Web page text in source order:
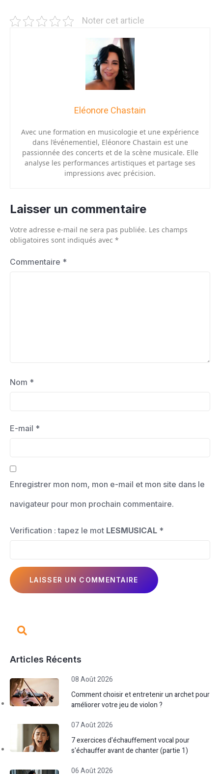
Noter cet article
Eléonore Chastain
Avec une formation en musicologie et une expérience
dans l’événementiel, Eléonore Chastain est une
passionnée des concerts et de la scène musicale. Elle
analyse les performances artistiques et partage ses
impressions avec précision.
Laisser un commentaire
Votre adresse e-mail ne sera pas publiée. Les champs
obligatoires sont indiqués avec *
Commentaire *
Nom *
E-mail *
Enregistrer mon nom, mon e-mail et mon site dans le
navigateur pour mon prochain commentaire.
Verification : tapez le mot LESMUSICAL *
Articles Récents
08 Août 2026
Comment choisir et entretenir un archet pour
améliorer votre jeu de violon ?
07 Août 2026
7 exercices d'échauffement vocal pour
s'échauffer avant de chanter (partie 1)
06 Août 2026